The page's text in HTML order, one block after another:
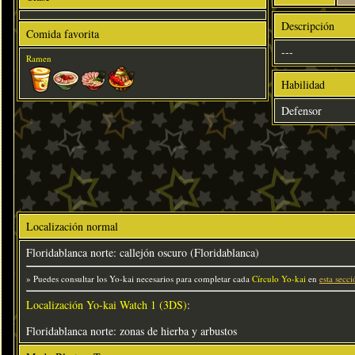
Comida favorita
Ramen
Descripción
---
Habilidad
Defensor
Localización normal
Floridablanca norte: callejón oscuro (Floridablanca)
» Puedes consultar los Yo-kai necesarios para completar cada Círculo Yo-kai en esta
Localización Yo-kai Watch 1 (3DS):
Floridablanca norte: zonas de hierba y arbustos